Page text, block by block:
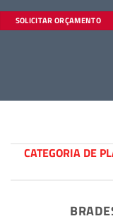
SOLICITAR ORÇAMENTO
CATEGORIA DE